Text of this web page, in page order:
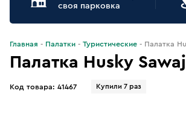
своя парковка
Главная Палатки Туристические Палатка
Палатка Husky
Код товара: 41467 Купили 7 раз